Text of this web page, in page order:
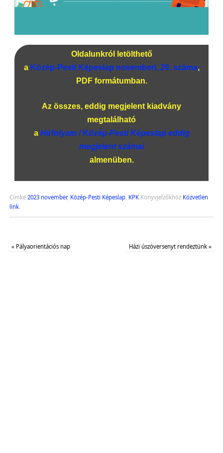
Oldalunkról letölthető
a Közép-Pesti Képeslap novemberi, 29. száma,
PDF formátumban.
Az összes, eddig megjelent kiadvány
megtalálható
a Hírfolyam / Közép-Pesti Képeslap eddig
megjelent számai
almenüben.
Címke 2023 november, Közép-Pesti Képeslap, KPK.Könyvjelzőkhöz Közvetlen
link.
« Pályaorientációs nap Házi úszóversenyt rendeztünk»